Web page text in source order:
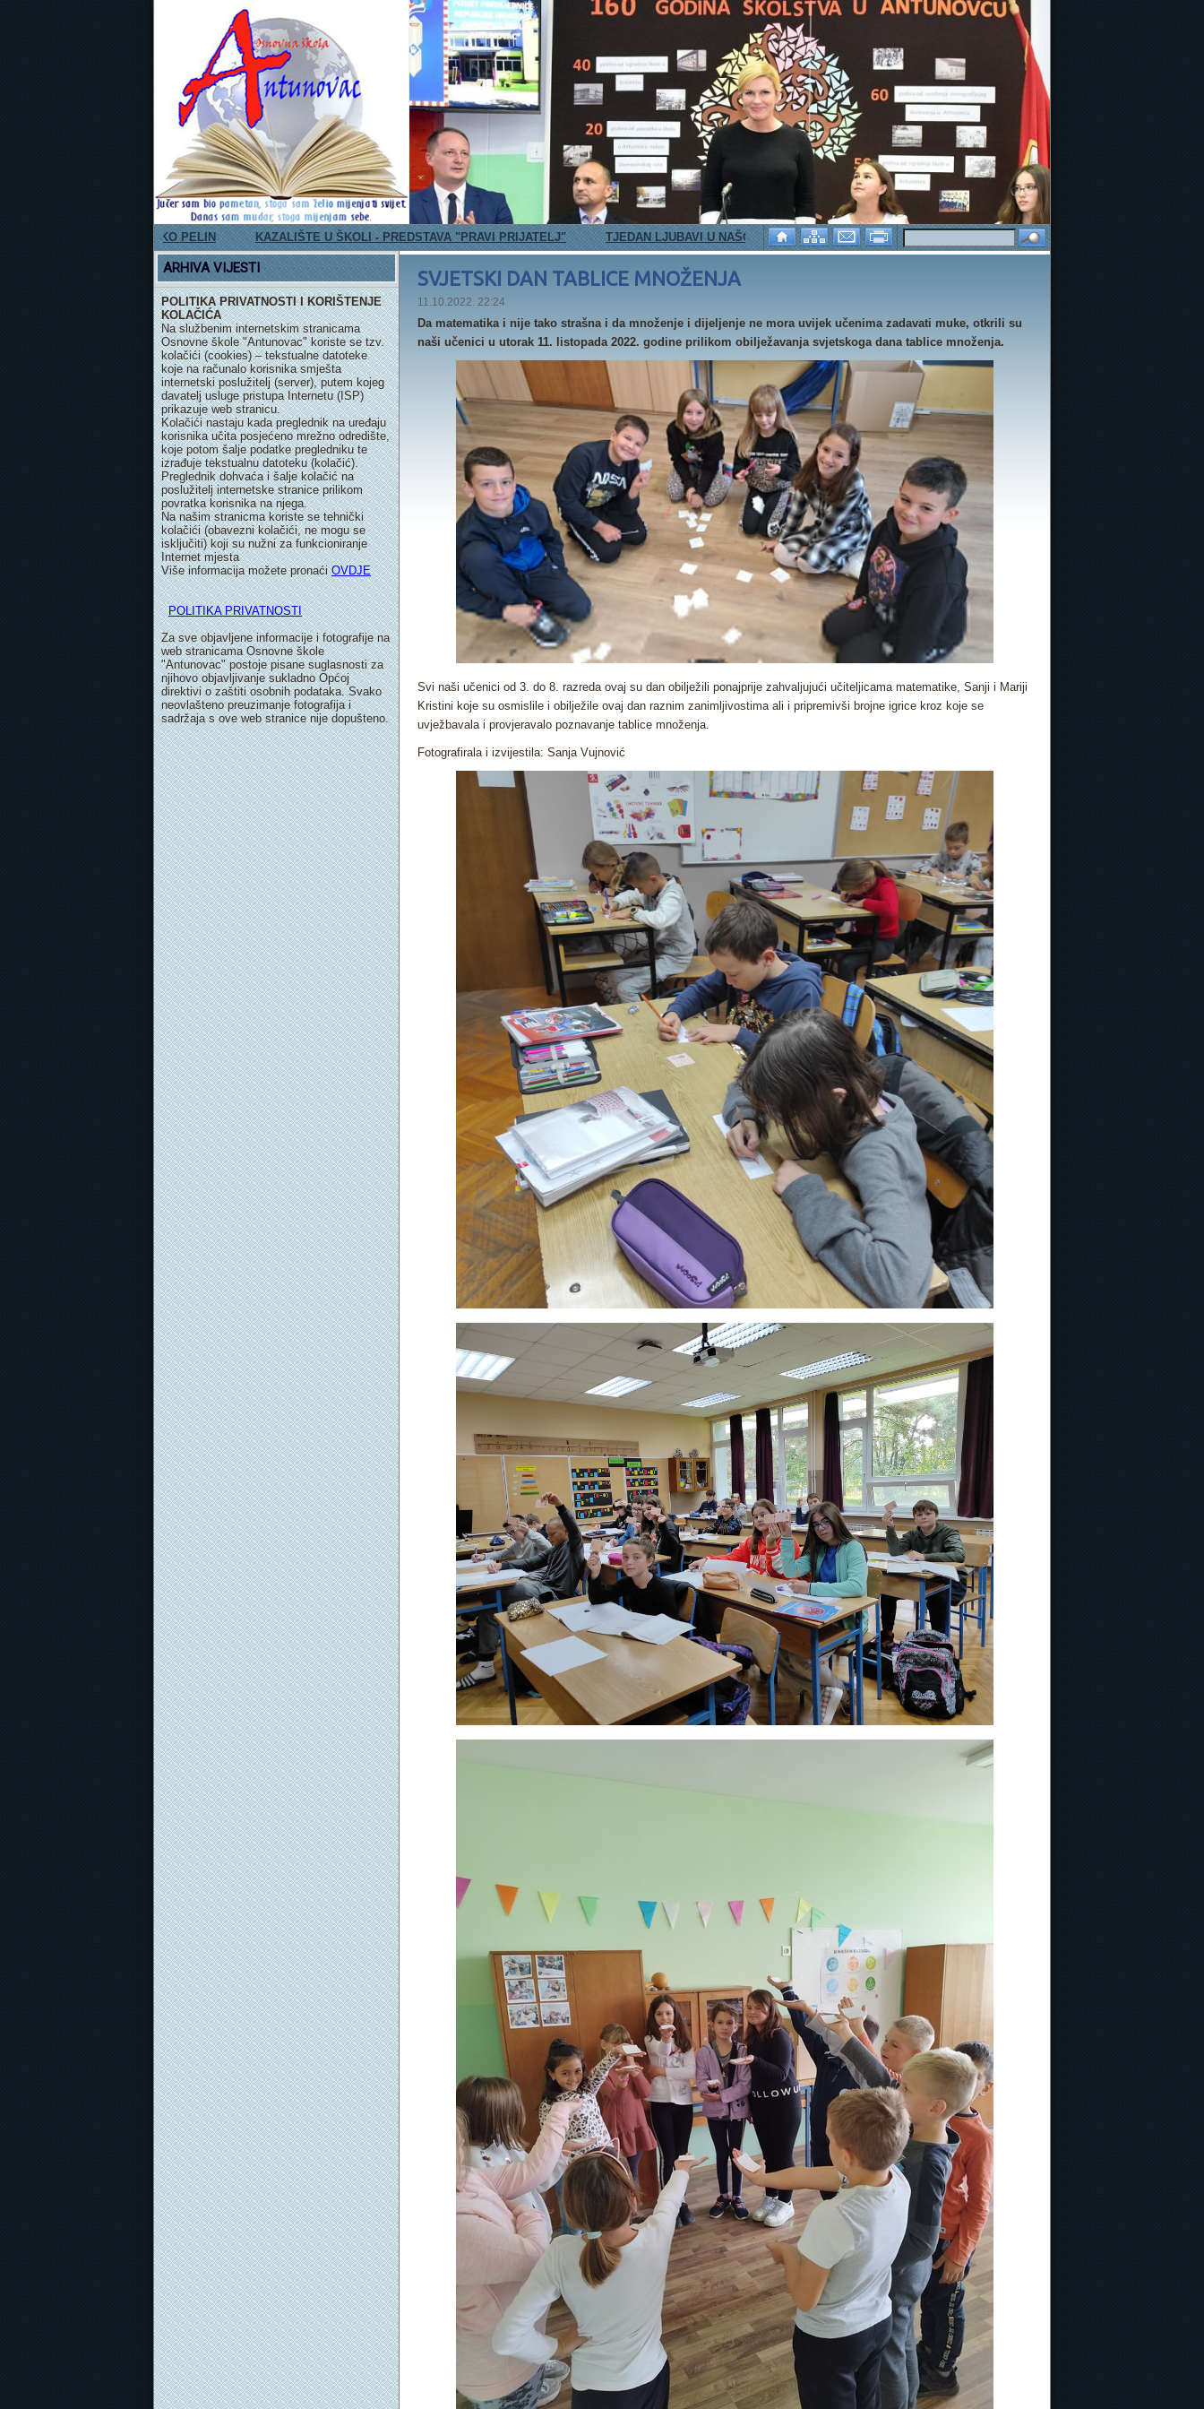
- ZVONKO PELIN KAZALIŠTE U ŠKOLI - PREDSTAVA "PRAVI PRIJATELJ" TJEDAN LJUBAVI U NAŠOJ ŠKOLI 100.-TI DAN ŠKOLE 2026. GODINA
ARHIVA VIJESTI
POLITIKA PRIVATNOSTI I KORIŠTENJE
KOLAČIĆA
Na službenim internetskim stranicama
Osnovne škole "Antunovac" koriste se tzv.
kolačići (cookies) – tekstualne datoteke
koje na računalo korisnika smješta
internetski poslužitelj (server), putem kojeg
davatelj usluge pristupa Internetu (ISP)
prikazuje web stranicu.
Kolačići nastaju kada preglednik na uređaju
korisnika učita posjećeno mrežno odredište,
koje potom šalje podatke pregledniku te
izrađuje tekstualnu datoteku (kolačić).
Preglednik dohvaća i šalje kolačić na
poslužitelj internetske stranice prilikom
povratka korisnika na njega.
Na našim stranicma koriste se tehnički
kolačići (obavezni kolačići, ne mogu se
isključiti) koji su nužni za funkcioniranje
Internet mjesta
Više informacija možete pronaćiOVDJE
POLITIKA PRIVATNOSTI
Za sve objavljene informacije i fotografije na
web stranicama Osnovne škole
"Antunovac" postoje pisane suglasnosti za
njihovo objavljivanje sukladno Općoj
direktivi o zaštiti osobnih podataka. Svako
neovlašteno preuzimanje fotografija i
sadržaja s ove web stranice nije dopušteno.
SVJETSKI DAN TABLICE MNOŽENJA
11.10.2022. 22:24
Da matematika i nije tako strašna i da množenje i dijeljenje ne mora uvijek učenima zadavati muke, otkrili su
naši učenici u utorak 11. listopada 2022. godine prilikom obilježavanja svjetskoga dana tablice množenja.
Svi naši učenici od 3. do 8. razreda ovaj su dan obilježili ponajprije zahvaljujući učiteljicama matematike, Sanji i Mariji
Kristini koje su osmislile i obilježile ovaj dan raznim zanimljivostima ali i pripremivši brojne igrice kroz koje se
uvježbavala i provjeravalo poznavanje tablice množenja.
Fotografirala i izvijestila: Sanja Vujnović